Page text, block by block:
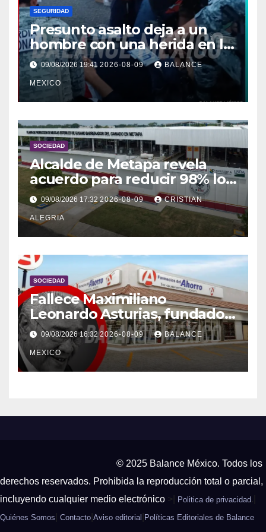
SEGURIDAD
Presunto asalto deja a un
hombre con una herida en la
pierna en Colonia Solidaridad
2000, Tapachula
09/08/2026 19:41 2026-08-09 BALANCE
MEXICO
SOCIEDAD
Alcalde de Metapa revela
acuerdo para reducir 98% los
olores de planta contra el
gusano barrenador
09/08/2026 17:322026-08-09 CRISTIAN
ALEGRIA
SOCIEDAD
Fallece Maximiliano
Leonardo Asturias, fundador
de Farmacias del Ahorro
09/08/2026 16:322026-08-09 BALANCE
MEXICO
© 2025 Balance México. Todos los
derechos reservados. Prohibida la reproducción total o parcial,
incluyendo cualquier medio electrónico >| Politica de privacidad .|
Quiénes Somos Contacto Aviso editorial Políticas Editoriales de Balance